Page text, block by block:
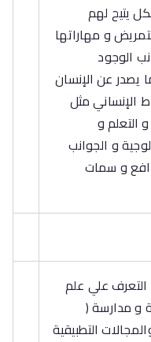
يتيح لهم
و مهاراتها
الوجود
يصدر عن الإنسان
الإنساني مثل
و التعلم و
و الجوانب
و سمات
علي علم
و مدارسة (
التطبيقية